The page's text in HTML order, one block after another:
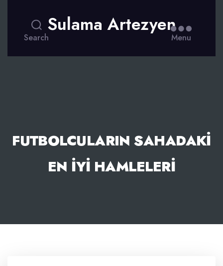
Search
Sulama Artezyen
Menu
FUTBOLCULARIN SAHADAKI
EN İYI HAMLELERI